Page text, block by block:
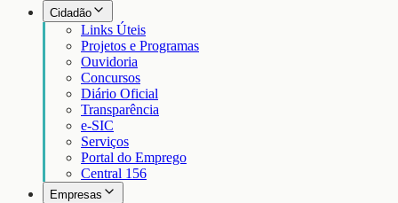
Cidadão
Links Úteis
Projetos e Programas
Ouvidoria
Concursos
Diário Oficial
Transparência
e-SIC
Serviços
Portal do Emprego
Central 156
Empresas